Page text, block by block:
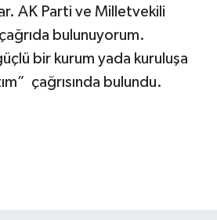
AK Parti ve Milletvekili
bulunuyorum.
bir kurum yada kuruluşa
çağrısında bulundu.